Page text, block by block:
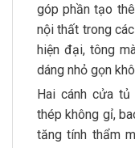
góp phần tạo
nội thất trong
hiện đại, tông
dáng nhỏ gọn
Hai cánh cửa
thép không gỉ,
tăng tính thẩm